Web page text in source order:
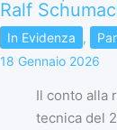
Ralf
In Evidenza ,
18 Gennaio 2026
Il conto alla
tecnica del